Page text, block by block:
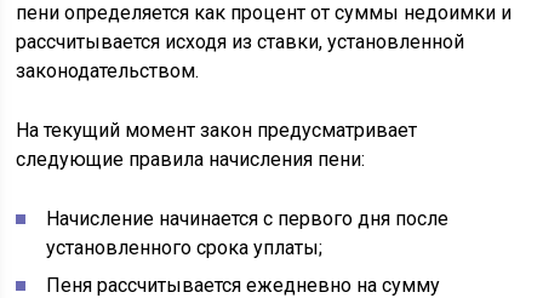
пени определяется как процент от суммы недоимки и
рассчитывается исходя из ставки, установленной
законодательством.
На текущий момент закон предусматривает
следующие правила начисления пени:
Начисление начинается с первого дня после
установленного срока уплаты;
Пеня рассчитывается ежедневно на сумму